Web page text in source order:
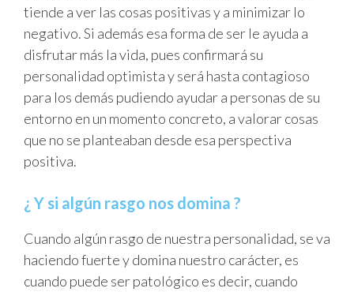
tiende a ver las cosas positivas y a minimizar lo
negativo. Si además esa forma de ser le ayuda a
disfrutar más la vida, pues confirmará su
personalidad optimista y será hasta contagioso
para los demás pudiendo ayudar a personas de su
entorno en un momento concreto, a valorar cosas
que no se planteaban desde esa perspectiva
positiva.
¿ Y si algún rasgo nos domina ?
Cuando algún rasgo de nuestra personalidad, se va
haciendo fuerte y domina nuestro carácter, es
cuando puede ser patológico es decir, cuando